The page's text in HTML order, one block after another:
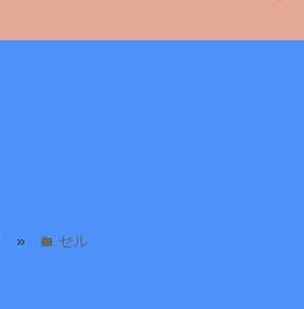
» folder セル